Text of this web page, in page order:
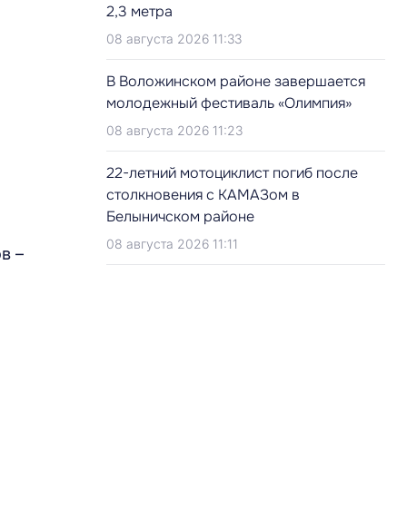
–
2,3 метра
08 августа 2026 11:33
В Воложинском районе завершается
молодежный фестиваль «Олимпия»
08 августа 2026 11:23
22-летний мотоциклист погиб после
столкновения с КАМАЗом в
Белыничском районе
08 августа 2026 11:11